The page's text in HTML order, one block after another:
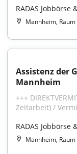
RADAS
Mannheim, Raum
Assistenz der
Mannheim
+++
Zeitarbeit) /
RADAS
Mannheim, Raum